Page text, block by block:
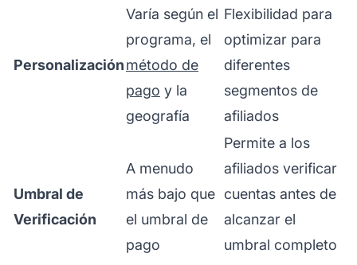
Personalización
Varía según el
programa, el
método de
pago y la
geografía
Flexibilidad para
optimizar para
diferentes
segmentos de
afiliados
Umbral de
Verificación
A menudo
más bajo que
el umbral de
pago
Permite a los
afiliados verificar
cuentas antes de
alcanzar el
umbral completo